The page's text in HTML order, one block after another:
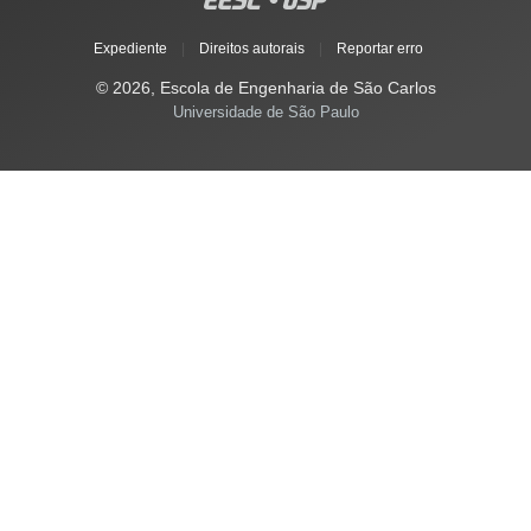
Expediente Direitos autorais Reportar erro
© 2026, Escola de Engenharia de São Carlos
Universidade de São Paulo